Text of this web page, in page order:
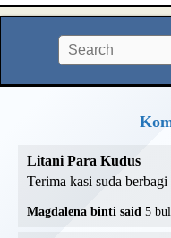
Litani Para Kudus
Terima kasi suda
Magdalena binti said 5